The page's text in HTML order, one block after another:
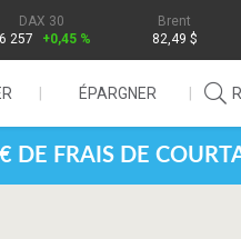
DAX 30
257
+0,45 %
Brent
82,49 $
ÉPARGNER
DE FRAIS DE